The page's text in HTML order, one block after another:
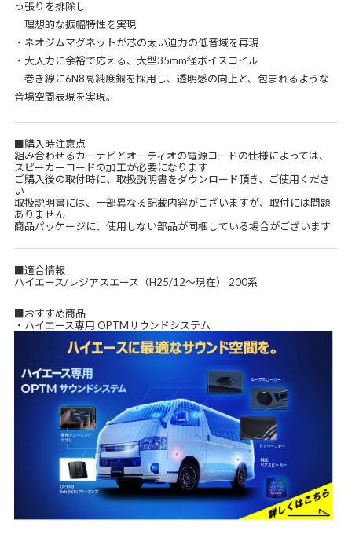
っ張りを排除し
理想的な振幅特性を実現
・ネオジムマグネットが芯の太い迫力の低音域を再現
・大入力に余裕で応える、大型35mm径ボイスコイル
巻き線に6N8高純度銅を採用し、透明感の向上と、包まれるような
音場空間表現を実現。
■購入時注意点
組み合わせるカーナビとオーディオの電源コードの仕様によっては、
スピーカーコードの加工が必要になります
ご購入後の取付時に、取扱説明書をダウンロード頂き、ご使用くださ
い
取扱説明書には、一部異なる記載内容がございますが、取付には問題
ありません
商品パッケージに、使用しない部品が同梱している場合がございます
■適合情報
ハイエース/レジアスエース（H25/12～現在） 200系
■おすすめ商品
・ハイエース専用 OPTMサウンドシステム